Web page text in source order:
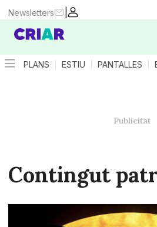
|
Newsletters
PLANS ESTIU PANTALLES
Contingut